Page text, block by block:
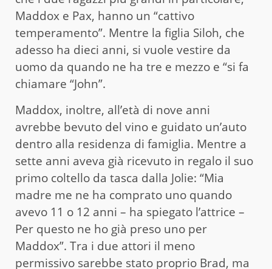
Maddox e Pax, hanno un “cattivo
temperamento”. Mentre la figlia Siloh, che
adesso ha dieci anni, si vuole vestire da
uomo da quando ne ha tre e mezzo e “si fa
chiamare “John”.
Maddox, inoltre, all’età di nove anni
avrebbe bevuto del vino e guidato un’auto
dentro alla residenza di famiglia. Mentre a
sette anni aveva già ricevuto in regalo il suo
primo coltello da tasca dalla Jolie: “Mia
madre me ne ha comprato uno quando
avevo 11 o 12 anni – ha spiegato l’attrice –
Per questo ne ho già preso uno per
Maddox”. Tra i due attori il meno
permissivo sarebbe stato proprio Brad, ma